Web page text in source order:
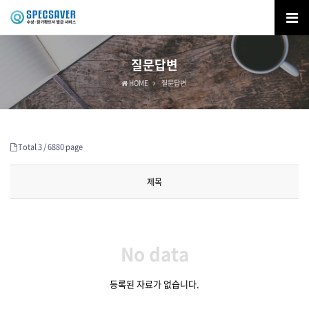
질문답변
HOME 질문답변
Total 3 /6880 page
제목
No data
등록된 자료가 없습니다.